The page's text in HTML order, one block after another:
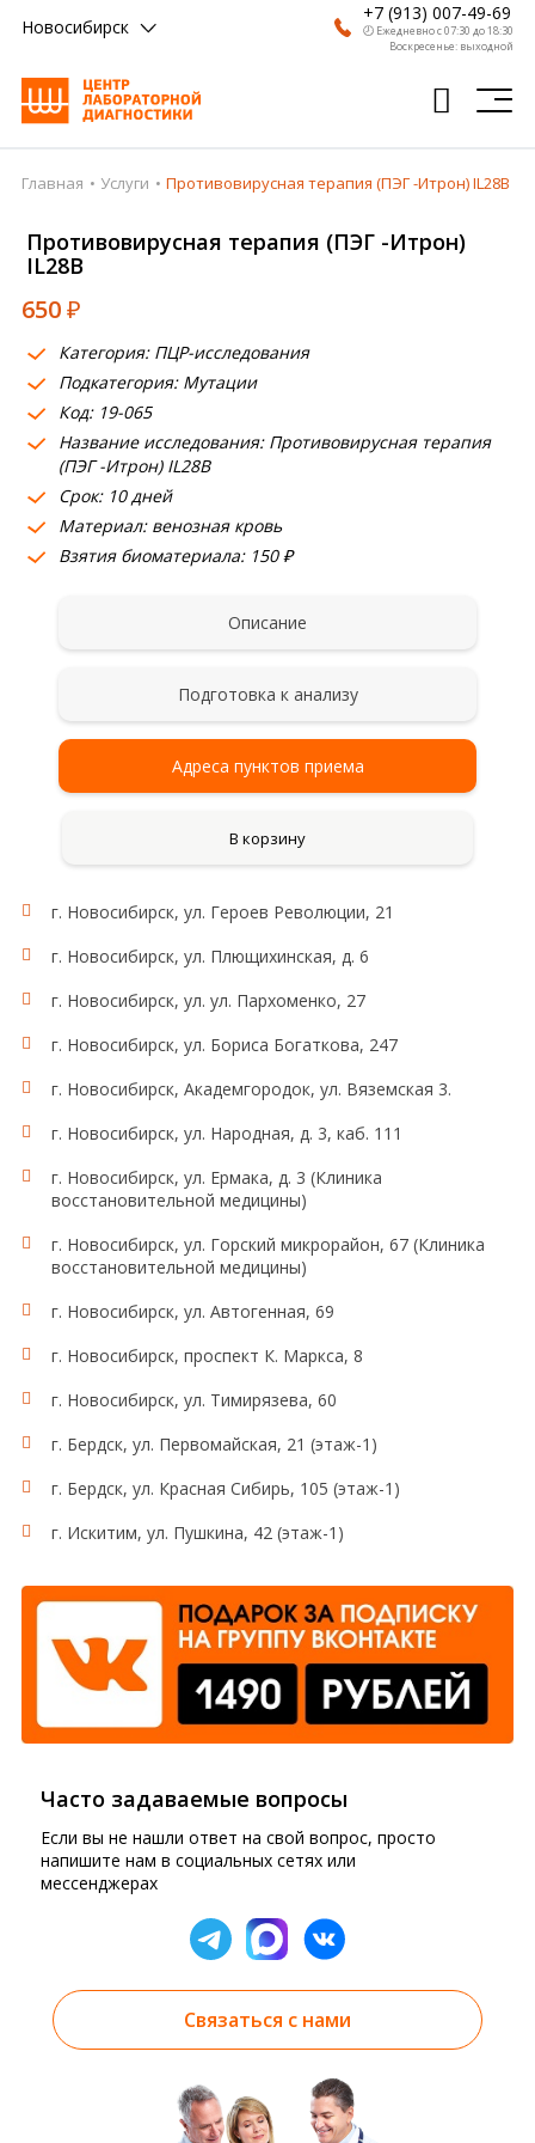
Новосибирск
+7 (913) 007-49-69
🕗 Ежедневно с 07:30 до 18:30
Воскресенье: выходной
Главная
Анализы
Получить результат
Пациентам
О компании
Где сдать
Партнерам
Главная Услуги Противовирусная терапия (ПЭГ -Итрон) IL28B
Противовирусная терапия (ПЭГ -Итрон)
IL28B
650₽
Категория: ПЦР-исследования
Подкатегория: Мутации
Код: 19-065
Название исследования: Противовирусная терапия
(ПЭГ -Итрон) IL28B
Срок: 10 дней
Материал: венозная кровь
Взятия биоматериала: 150 ₽
Описание
Подготовка к анализу
Адреса пунктов приема
В корзину
г. Новосибирск, ул. Героев Революции, 21
г. Новосибирск, ул. Плющихинская, д. 6
г. Новосибирск, ул. ул. Пархоменко, 27
г. Новосибирск, ул. Бориса Богаткова, 247
г. Новосибирск, Академгородок, ул. Вяземская 3.
г. Новосибирск, ул. Народная, д. 3, каб. 111
г. Новосибирск, ул. Ермака, д. 3 (Клиника
восстановительной медицины)
г. Новосибирск, ул. Горский микрорайон, 67 (Клиника
восстановительной медицины)
г. Новосибирск, ул. Автогенная, 69
г. Новосибирск, проспект К. Маркса, 8
г. Новосибирск, ул. Тимирязева, 60
г. Бердск, ул. Первомайская, 21 (этаж-1)
г. Бердск, ул. Красная Сибирь, 105 (этаж-1)
г. Искитим, ул. Пушкина, 42 (этаж-1)
Часто задаваемые вопросы
Если вы не нашли ответ на свой вопрос, просто
напишите нам в социальных сетях или
мессенджерах
Связаться с нами